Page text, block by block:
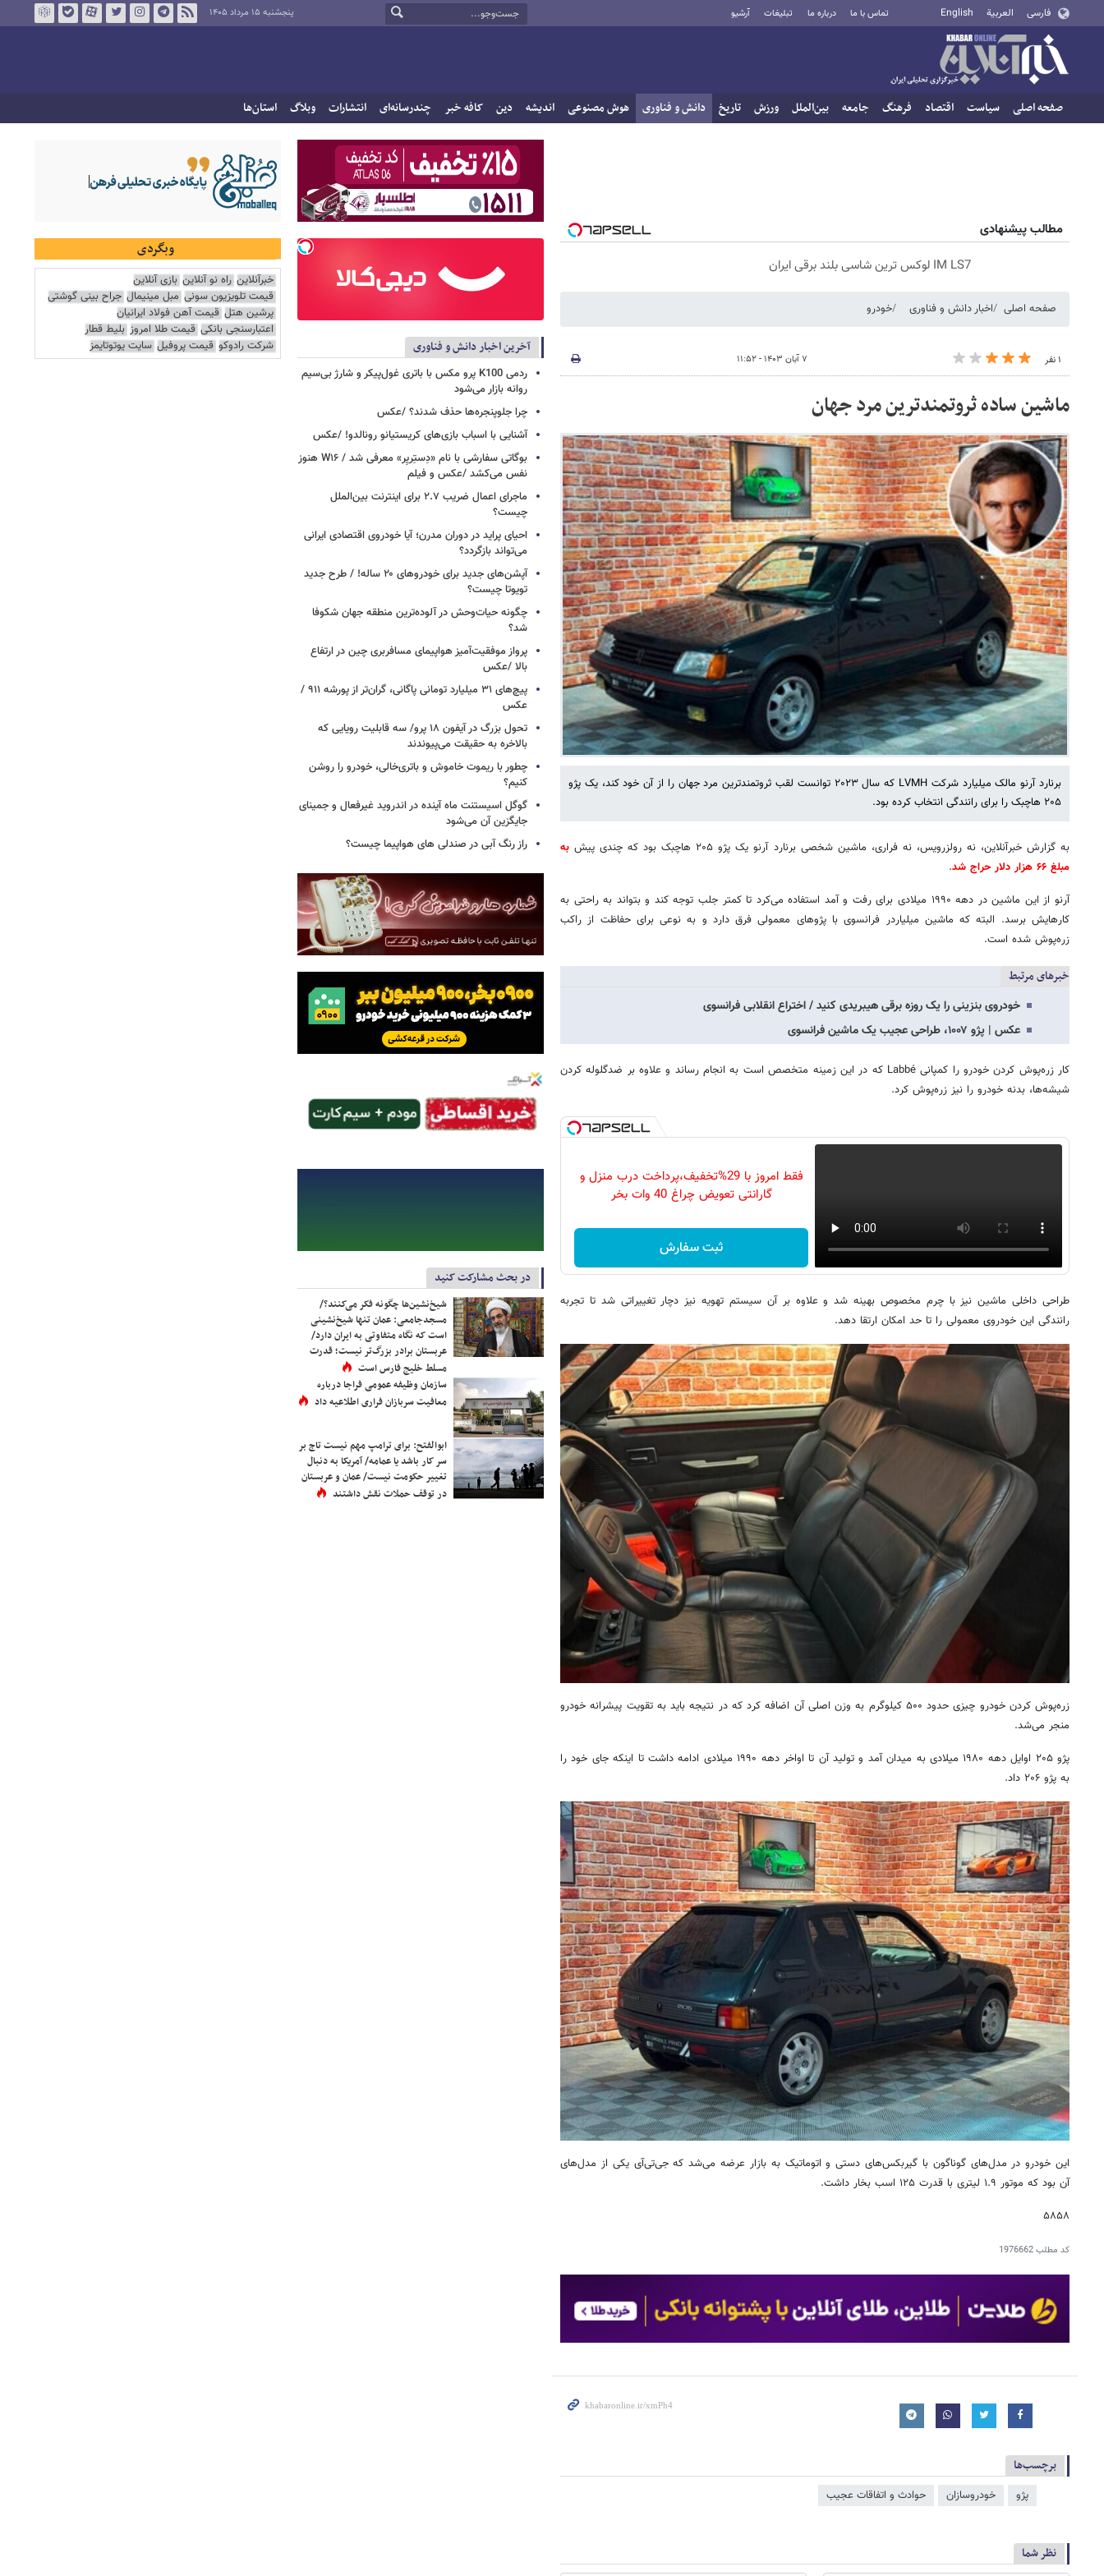
فارسی العربية English تماس با ما درباره ما تبلیغات آرشیو پنجشنبه ۱۵ مرداد ۱۴۰۵
صفحه اصلی سیاست اقتصاد فرهنگ جامعه بین‌الملل ورزش تاریخ دانش و فناوری هوش مصنوعی اندیشه دین کافه خبر چندرسانه‌ای انتشارات وبلاگ استان‌ها
مطالب پیشنهادی
IM LS7 لوکس ترین شاسی بلند برقی ایران
صفحه اصلی اخبار دانش و فناوری خودرو
۱ نفر ۷ آبان ۱۴۰۳ - ۱۱:۵۲
ماشین ساده ثروتمندترین مرد جهان
برنارد آرنو مالک میلیارد شرکت LVMH که سال ۲۰۲۳ توانست لقب ثروتمندترین مرد جهان را از آن خود کند، یک پژو
۲۰۵ هاچبک را برای رانندگی انتخاب کرده بود.
به گزارش خبرآنلاین، نه رولزرویس، نه فراری، ماشین شخصی برنارد آرنو یک پژو ۲۰۵ هاچبک بود که چندی پیش
به
مبلغ ۶۶ هزار دلار حراج شد
.
آرنو از این ماشین در دهه ۱۹۹۰ میلادی برای رفت‌ و آمد استفاده می‌کرد تا کمتر جلب توجه کند و بتواند به راحتی به
کارهایش برسد. البته که ماشین میلیاردر فرانسوی با پژوهای معمولی فرق دارد و به نوعی برای حفاظت از راکب
زره‌پوش شده است.
خبرهای مرتبط
خودروی بنزینی را یک روزه برقی هیبریدی کنید / اختراع انقلابی فرانسوی
عکس | پژو ۱۰۰۷، طراحی عجیب یک ماشین فرانسوی
کار زره‌پوش کردن خودرو را کمپانی Labbé که در این زمینه متخصص است به انجام رساند و علاوه بر ضدگلوله کردن
شیشه‌ها، بدنه خودرو را نیز زره‌پوش کرد.
فقط امروز با 29%تخفیف،پرداخت درب منزل و
گارانتی تعویض چراغ 40 وات بخر
ثبت سفارش
طراحی داخلی ماشین نیز با چرم مخصوص بهینه شد و علاوه بر آن سیستم تهویه نیز دچار تغییراتی شد تا تجربه
رانندگی این خودروی معمولی را تا حد امکان ارتقا دهد.
زره‌پوش کردن خودرو چیزی حدود ۵۰۰ کیلوگرم به وزن اصلی آن اضافه کرد که در نتیجه باید به تقویت پیشرانه خودرو
منجر می‌شد.
پژو ۲۰۵ اوایل دهه ۱۹۸۰ میلادی به میدان آمد و تولید آن تا اواخر دهه ۱۹۹۰ میلادی ادامه داشت تا اینکه جای خود را
به پژو ۲۰۶ داد.
این خودرو در مدل‌های گوناگون با گیربکس‌های دستی و اتوماتیک به بازار عرضه می‌شد که جی‌تی‌آی یکی از مدل‌های
آن بود که موتور ۱.۹ لیتری با قدرت ۱۲۵ اسب بخار داشت.
۵۸۵۸
کد مطلب1976662
برچسب‌ها
پژو خودروسازان حوادث و اتفاقات عجیب
نظر شما
آخرین اخبار دانش و فناوری
ردمی K100 پرو مکس با باتری غول‌پیکر و شارژ بی‌سیم
روانه بازار می‌شود
چرا جلوپنجره‌ها حذف شدند؟ /عکس
آشنایی با اسباب‌ بازی‌های کریستیانو رونالدو! /عکس
بوگاتی سفارشی با نام «دِستِریِر» معرفی شد / W۱۶ هنوز
نفس می‌کشد /عکس و فیلم
ماجرای اعمال ضریب ۲.۷ برای اینترنت بین‌الملل
چیست؟
احیای پراید در دوران مدرن؛ آیا خودروی اقتصادی ایرانی
می‌تواند بازگردد؟
آپشن‌های جدید برای خودروهای ۲۰ ساله! / طرح جدید
تویوتا چیست؟
چگونه حیات‌وحش در آلوده‌ترین منطقه جهان شکوفا
شد؟
پرواز موفقیت‌آمیز هواپیمای مسافربری چین در ارتفاع
بالا /عکس
پیچ‌های ۳۱ میلیارد تومانی پاگانی، گران‌تر از پورشه ۹۱۱ /
عکس
تحول بزرگ در آیفون ۱۸ پرو/ سه قابلیت رویایی که
بالاخره به حقیقت می‌پیوندند
چطور با ریموت خاموش و باتری‌خالی، خودرو را روشن
کنیم؟
گوگل اسیستنت ماه آینده در اندروید غیرفعال و جمینای
جایگزین آن می‌شود
راز رنگ آبی در صندلی های هواپیما چیست؟
در بحث مشارکت کنید
شیخ‌نشین‌ها چگونه فکر می‌کنند؟/
مسجدجامعی: عمان تنها شیخ‌نشینی
است که نگاه متفاوتی به ایران دارد/
عربستان برادر بزرگ‌تر نیست؛ قدرت
مسلط خلیج فارس است
سازمان وظیفه عمومی فراجا درباره
معافیت سربازان فراری اطلاعیه داد
ابوالفتح: برای ترامپ مهم نیست تاج بر
سر کار باشد یا عمامه/ آمریکا به دنبال
تغییر حکومت نیست/ عمان و عربستان
در توقف حملات نقش داشتند
وبگردی
خبرآنلاین راه نو آنلاین بازی آنلاین
قیمت تلویزیون سونی مبل مینیمال جراح بینی گوشتی
پرشین هتل قیمت آهن فولاد ایرانیان
اعتبارسنجی بانکی قیمت طلا امروز بلیط قطار
شرکت رادوکو قیمت پروفیل سایت یوتوتایمز